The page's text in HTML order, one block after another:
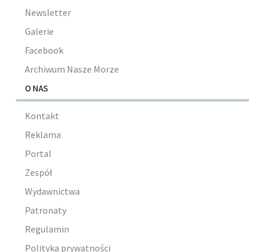
Newsletter
Galerie
Facebook
Archiwum Nasze Morze
O NAS
Kontakt
Reklama
Portal
Zespół
Wydawnictwa
Patronaty
Regulamin
Polityka prywatności